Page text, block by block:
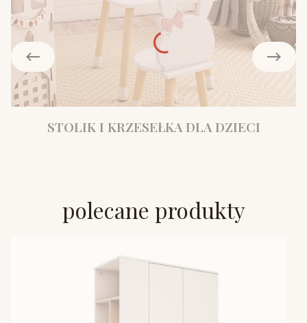
STOLIK I KRZESEŁKA DLA DZIECI
polecane produkty